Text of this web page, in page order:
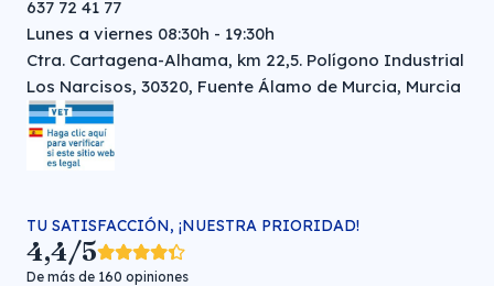
637 72 41 77
Lunes a viernes 08:30h - 19:30h
Ctra. Cartagena-Alhama, km 22,5. Polígono Industrial
Los Narcisos, 30320, Fuente Álamo de Murcia, Murcia
TU SATISFACCIÓN, ¡NUESTRA PRIORIDAD!
4,4/5
De más de 160 opiniones